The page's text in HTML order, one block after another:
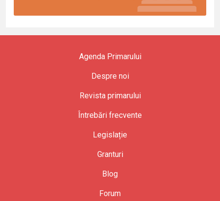
Agenda Primarului
Despre noi
Revista primarului
Întrebări frecvente
Legislație
Granturi
Blog
Forum